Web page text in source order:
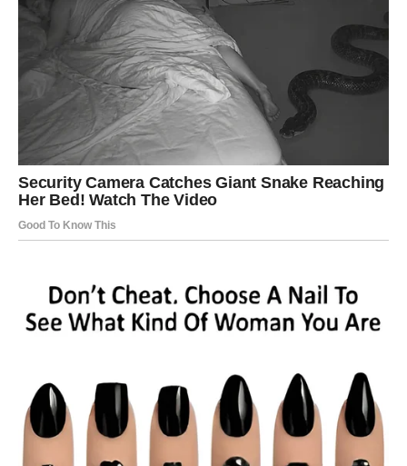
VODOLIJA
Vodolije danas mogu osetiti želju za promenom. To može
biti mala promena u svakodnevici, ali i nova ideja koja vas
inspiriše.
U ljubavi je moguć neočekivan susret koji donosi osmeh i
lepo raspoloženje.
RIBE
prepoznati nešto što drugi ne vide. Taj osećaj vam može
pomoći da donesete dobru odluku.